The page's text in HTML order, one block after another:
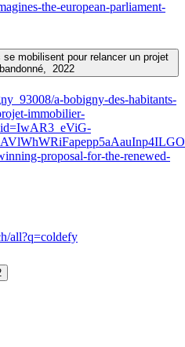
the-european-parliament-
mobilisent pour relancer un projet
2022
a-bobigny-des-habitants-
immobilier-
proposal-for-the-renewed-
all?q=coldefy